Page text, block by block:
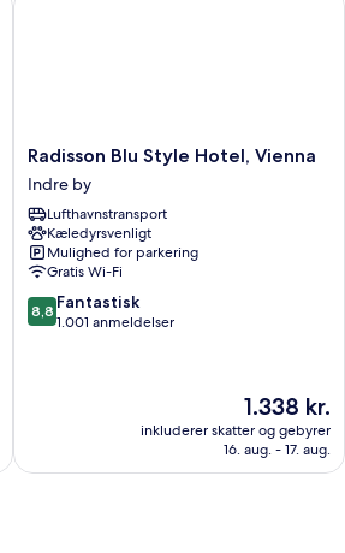
Radisson
Blu
Style
Hotel,
Vienna
Indre
by
Radisson Blu Style Hotel, Vienna
Indre by
Lufthavnstransport
Kæledyrsvenligt
Mulighed for parkering
Gratis Wi-Fi
8.8
ud
8,8 Fantastisk
1.001 anmeldelser
Prisen
er
1.338 kr.
1.338 kr.
inkluderer skatter og gebyrer
16. aug. - 17. aug.